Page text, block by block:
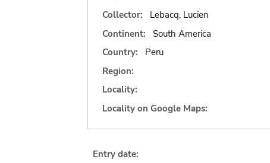
Collector:
Lebacq, Lucien
Continent:
South America
Country:
Peru
Region:
Locality:
Locality on Google Maps:
Entry date: